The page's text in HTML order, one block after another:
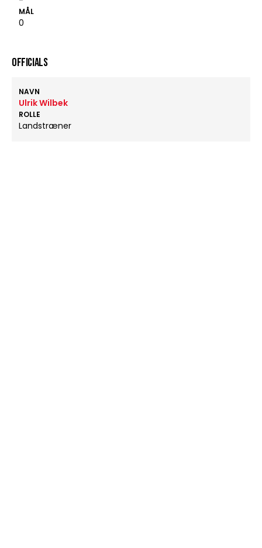
MÅL
0
OFFICIALS
NAVN
Ulrik Wilbek
ROLLE
Landstræner